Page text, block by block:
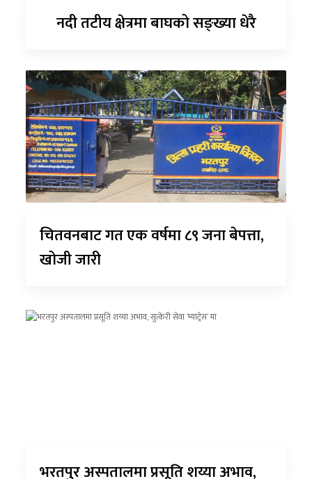
नदी तटीय क्षेत्रमा बाघको सङ्ख्या धेरै
चितवनबाट गत एक वर्षमा ८९ जना बेपत्ता,
खोजी जारी
भरतपुर अस्पतालमा प्रसूति शय्या अभाव,